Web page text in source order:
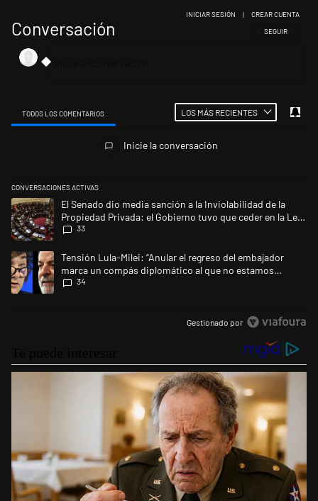
Conversación SIGA ESTA
SEGUIR
INICIAR SESIÓN | CREAR CUENTA
TODOS LOS COMENTARIOS LOS MÁS RECIENTES
Inicie la conversación
CONVERSACIONES ACTIVAS
Este listado muestra los artículos con más comentarios en los últimos
Un artículo de tendencia con el título "El Senado dio media sanción a
El Senado dio media sanción a la Inviolabilidad de la
Propiedad Privada: el Gobierno tuvo que ceder en la Ley
del Manejo del Fuego
33
Un artículo de tendencia con el título "Tensión Lula-Milei: “Anular el
Tensión Lula-Milei: “Anular el regreso del embajador
marca un compás diplomático al que no estamos
acostumbrados"
34
Gestionado por